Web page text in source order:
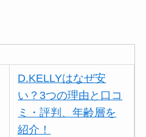
D.KELLYはなぜ安
い？3つの理由と口コ
ミ・評判、年齢層を
紹介！